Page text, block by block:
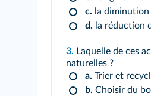
c. la diminution
d. la réduction
3. Laquelle de ces
naturelles ?
a. Trier et
b. Choisir du